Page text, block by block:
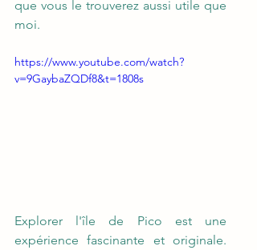
que vous le trouverez aussi utile que
moi.
https://www.youtube.com/watch?
v=9GaybaZQDf8&t=1808s
Explorer l'île de Pico est une
expérience fascinante et originale.